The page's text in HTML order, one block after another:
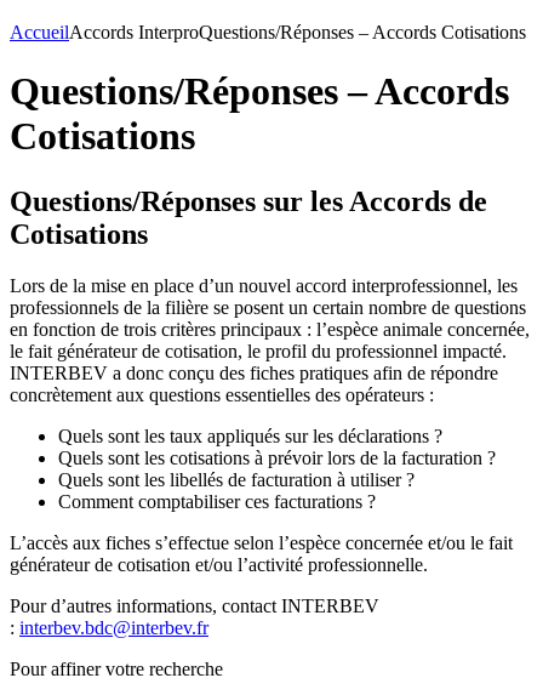
AccueilAccords InterproQuestions/Réponses – Accords Cotisations
Questions/Réponses – Accords
Cotisations
Questions/Réponses sur les Accords de
Cotisations
Lors de la mise en place d’un nouvel accord interprofessionnel, les
professionnels de la filière se posent un certain nombre de questions
en fonction de trois critères principaux : l’espèce animale concernée,
le fait générateur de cotisation, le profil du professionnel impacté.
INTERBEV a donc conçu des fiches pratiques afin de répondre
concrètement aux questions essentielles des opérateurs :
Quels sont les taux appliqués sur les déclarations ?
Quels sont les cotisations à prévoir lors de la facturation ?
Quels sont les libellés de facturation à utiliser ?
Comment comptabiliser ces facturations ?
L’accès aux fiches s’effectue selon l’espèce concernée et/ou le fait
générateur de cotisation et/ou l’activité professionnelle.
Pour d’autres informations, contact INTERBEV
: interbev.bdc@interbev.fr
Pour affiner votre recherche